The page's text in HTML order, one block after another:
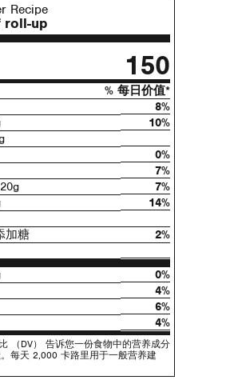
Recipe
roll-up
150
% 每日价值*
8%
10%
0%
7%
20g
7%
14%
加糖
2%
0%
4%
6%
4%
（DV） 告诉您一份食物中的营养成分
每天 2,000 卡路里用于一般营养建